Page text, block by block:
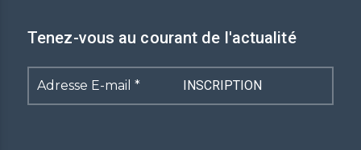
Tenez-vous au courant de l'actualité
Adresse
E-